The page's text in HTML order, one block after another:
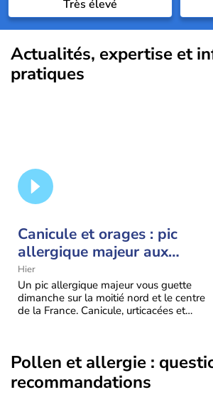
Très élevé
Actualités, expertise et
pratiques
Canicule et orages : pic
allergique majeur aux
urticacées sur la moitié
nord
Hier
Un pic allergique majeur vous guette
dimanche sur la moitié nord et le centre
de la France. Canicule, urticacées et
Pollen et allergie :
recommandations